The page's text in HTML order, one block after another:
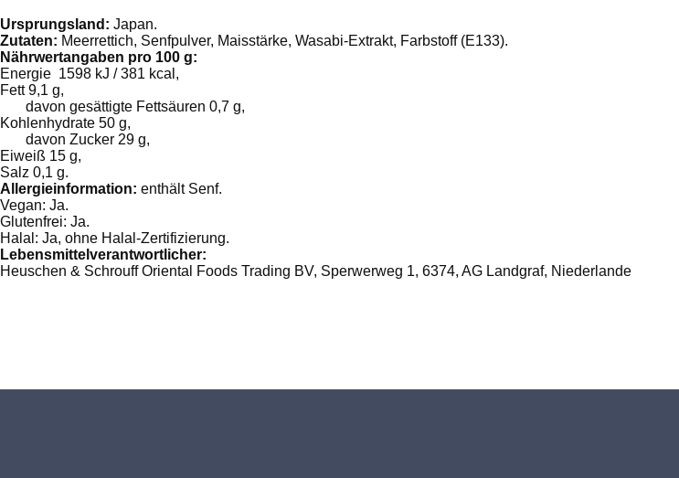
Ursprungsland: Japan.
Zutaten: Meerrettich, Senfpulver, Maisstärke, Wasabi-Extrakt, Farbstoff (E133).
Nährwertangaben pro 100 g:
Energie 1598 kJ / 381 kcal,
Fett 9,1 g,
davon gesättigte Fettsäuren 0,7 g,
Kohlenhydrate 50 g,
davon Zucker 29 g,
Eiweiß 15 g,
Salz 0,1 g.
Allergieinformation: enthält Senf.
Vegan: Ja.
Glutenfrei: Ja.
Halal: Ja, ohne Halal-Zertifizierung.
Lebensmittelverantwortlicher:
Heuschen & Schrouff Oriental Foods Trading BV, Sperwerweg 1, 6374, AG Landgraf, Niederlande